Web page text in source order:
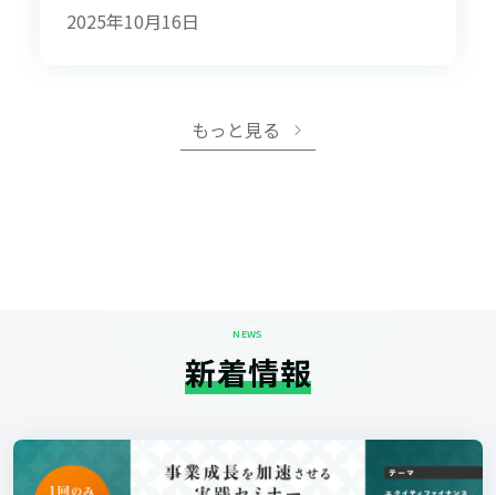
2025年10月16日
もっと見る
NEWS
新着情報